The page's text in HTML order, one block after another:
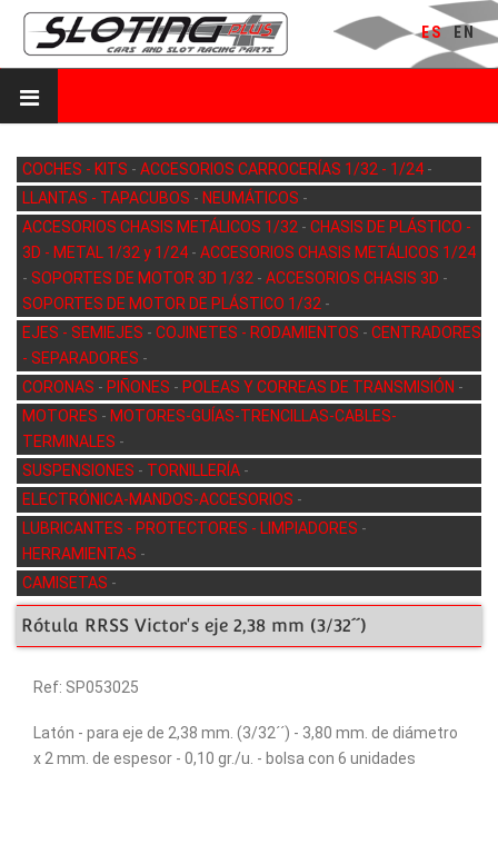
ES EN
COCHES - KITS - ACCESORIOS CARROCERÍAS 1/32 - 1/24 -
LLANTAS - TAPACUBOS - NEUMÁTICOS -
ACCESORIOS CHASIS METÁLICOS 1/32 - CHASIS DE PLÁSTICO -
3D - METAL 1/32 y 1/24 - ACCESORIOS CHASIS METÁLICOS 1/24
- SOPORTES DE MOTOR 3D 1/32 - ACCESORIOS CHASIS 3D -
SOPORTES DE MOTOR DE PLÁSTICO 1/32 -
EJES - SEMIEJES - COJINETES - RODAMIENTOS - CENTRADORES
- SEPARADORES -
CORONAS - PIÑONES - POLEAS Y CORREAS DE TRANSMISIÓN -
MOTORES - MOTORES-GUÍAS-TRENCILLAS-CABLES-
TERMINALES -
SUSPENSIONES - TORNILLERÍA -
ELECTRÓNICA-MANDOS-ACCESORIOS -
LUBRICANTES - PROTECTORES - LIMPIADORES -
HERRAMIENTAS -
CAMISETAS -
Rótula RRSS Victor's eje 2,38 mm (3/32´´)
Ref: SP053025
Latón - para eje de 2,38 mm. (3/32´´) - 3,80 mm. de diámetro
x 2 mm. de espesor - 0,10 gr./u. - bolsa con 6 unidades